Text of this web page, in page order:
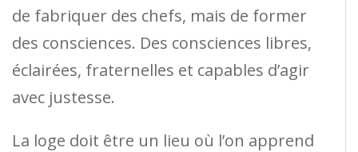
de fabriquer des chefs, mais de former
des consciences. Des consciences libres,
éclairées, fraternelles et capables d’agir
avec justesse.
La loge doit être un lieu où l’on apprend